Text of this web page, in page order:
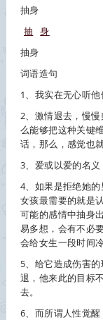
抽身
抽
身
抽身
词语造句
1、我实在无心听
2、激情退去，慢
么能够把这种关键
话，那么，感觉也
3、爱或以爱的名
4、如果是拒绝她
女孩最需要的就是
可能的感情中抽身
易多想，会有不必
会给女生一段时间
5、给它造成伤害
退，他来此的目标
去。
6、而所谓人性觉